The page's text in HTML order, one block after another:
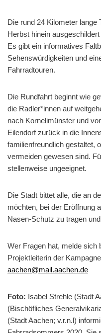
Die rund 24 Kilometer lange
Herbst hinein
Es gibt ein informatives
Sehenswürdigkeiten und
Fahrradtouren.
Die Rundfahrt beginnt wie
die Radler*innen auf
nach Kornelimünster und
Eilendorf zurück in die
familienfreundlich gestaltet,
vermeiden gewesen sind.
stellenweise ungeeignet.
Die Stadt bittet alle, die an
möchten, bei der Eröffnung
Nasen-Schutz zu tragen
Wer Fragen hat, melde sich
Projektleiterin der
aachen@mail.aachen.de
Foto: Isabel Strehle (Stadt
(Bischöfliches
(Stadt Aachen; v.r.n.l)